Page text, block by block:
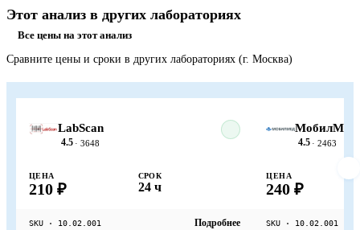
Этот анализ в других лабораториях
Все цены на этот анализ
Сравните цены и сроки в других лабораториях (г. Москва)
LabScan
4.5 · 3648
ЦЕНА
210 ₽
СРОК
24 ч
SKU · 10.02.001 Подробнее
МобилМед
4.5 · 2463
ЦЕНА
240 ₽
SKU · 10.02.001